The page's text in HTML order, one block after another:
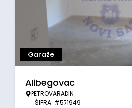
Garaže
Alibegovac
PETROVARADIN
ŠIFRA: #571949